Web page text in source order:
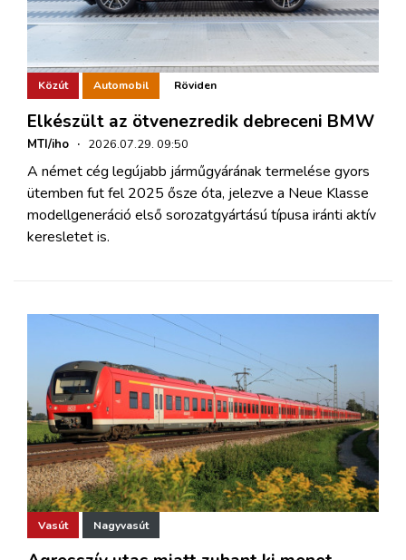
Közút Automobil Röviden
Elkészült az ötvenezredik debreceni BMW
MTI/iho · 2026.07.29. 09:50
A német cég legújabb járműgyárának termelése gyors
ütemben fut fel 2025 ősze óta, jelezve a Neue Klasse
modellgeneráció első sorozatgyártású típusa iránti aktív
keresletet is.
Vasút Nagyvasút